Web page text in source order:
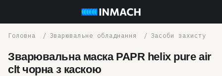
Зварювальне обладнання Засоби захисту
Зварювальна маска PAPR helix pure air
clt чорна з каскою